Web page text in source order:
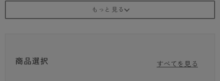
・足型セット加工
商品選択 すべてを見る